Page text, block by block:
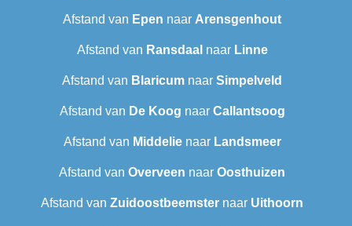
Afstand van Epen naar Arensgenhout
Afstand van Ransdaal naar Linne
Afstand van Blaricum naar Simpelveld
Afstand van De Koog naar Callantsoog
Afstand van Middelienaar Landsmeer
Afstand van Overveen naar Oosthuizen
Afstand van Zuidoostbeemster naar Uithoorn